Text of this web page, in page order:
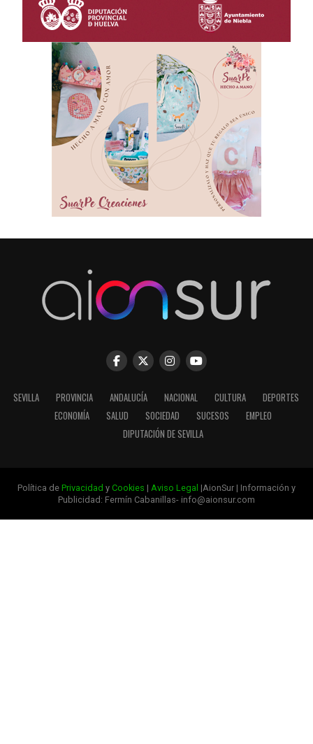
SEVILLA PROVINCIA ANDALUCÍA NACIONAL CULTURA
DEPORTES
ECONOMÍA
SALUD SOCIEDAD SUCESOS
EMPLEO
DIPUTACIÓN DE SEVILLA
Política de Privacidad y Cookies | Aviso Legal |AionSur | Información y
Publicidad: Fermín Cabanillas- info@aionsur.com